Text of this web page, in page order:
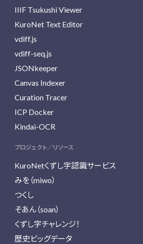
IIIF Tsukushi Viewer
KuroNet Text Editor
vdiff.js
vdiff-seq.js
JSONkeeper
Canvas Indexer
Curation Tracer
ICP Docker
Kindai-OCR
プロジェクト／リソース
KuroNetくずし字認識サービス
みを（miwo）
つくし
そあん（soan）
くずし字チャレンジ！
歴史ビッグデータ